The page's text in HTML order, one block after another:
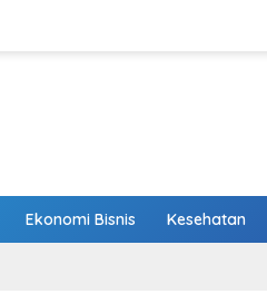
Ekonomi Bisnis Kesehatan